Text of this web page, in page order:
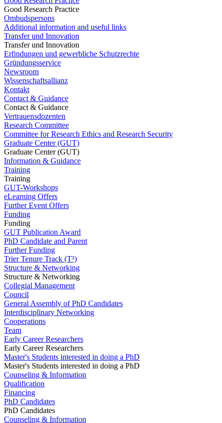
Good Research Practice
Ombudspersons
Additional information and useful links
Transfer und Innovation
Transfer und Innovation
Erfindungen und gewerbliche Schutzrechte
Gründungsservice
Newsroom
Wissenschaftsallianz
Kontakt
Contact & Guidance
Contact & Guidance
Vertrauensdozenten
Research Committee
Committee for Research Ethics and Research Security
Graduate Center (GUT)
Graduate Center (GUT)
Information & Guidance
Training
Training
GUT-Workshops
eLearning Offers
Further Event Offers
Funding
Funding
GUT Publication Award
PhD Candidate and Parent
Further Funding
Trier Tenure Track (T³)
Structure & Networking
Structure & Networking
Collegial Management
Council
General Assembly of PhD Candidates
Interdisciplinary Networking
Cooperations
Team
Early Career Researchers
Early Career Researchers
Master's Students interested in doing a PhD
Master's Students interested in doing a PhD
Counseling & Information
Qualification
Financing
PhD Candidates
PhD Candidates
Counseling & Information